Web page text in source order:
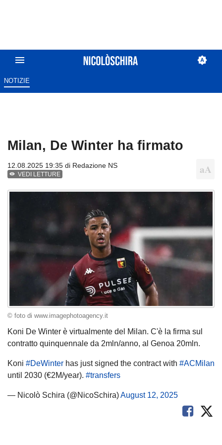
NOTIZIE
Milan, De Winter ha firmato
12.08.2025 19:35 di Redazione NS
VEDI LETTURE
© foto di www.imagephotoagency.it
Koni De Winter è virtualmente del Milan. C'è la firma sul
contratto quinquennale da 2mln/anno, al Genoa 20mln.
Koni #DeWinter has just signed the contract with #ACMilan
until 2030 (€2M/year). #transfers
— Nicolò Schira (@NicoSchira)August 12, 2025